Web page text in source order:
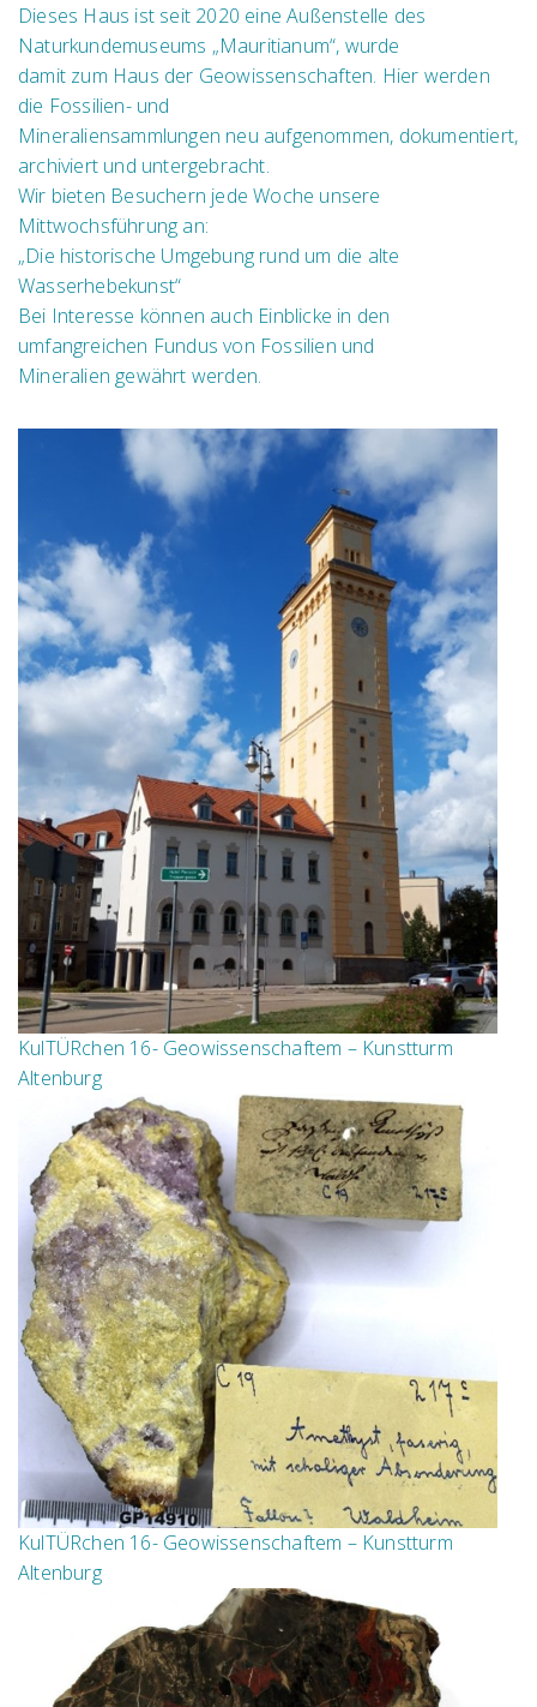
Dieses Haus ist seit 2020 eine Außenstelle des
Naturkundemuseums „Mauritianum“, wurde
damit zum Haus der Geowissenschaften. Hier werden
die Fossilien- und
Mineraliensammlungen neu aufgenommen, dokumentiert,
archiviert und untergebracht.
Wir bieten Besuchern jede Woche unsere
Mittwochsführung an:
„Die historische Umgebung rund um die alte
Wasserhebekunst“
Bei Interesse können auch Einblicke in den
umfangreichen Fundus von Fossilien und
Mineralien gewährt werden.
KulTÜRchen 16- Geowissenschaftem – Kunstturm
Altenburg
KulTÜRchen 16- Geowissenschaftem – Kunstturm
Altenburg